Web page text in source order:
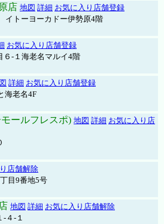
店 地図 詳細 お気に入り店舗登録
トーヨーカドー伊勢原4階
お気に入り店舗登録
６-１海老名マルイ4階
詳細 お気に入り店舗登録
海老名4F
ールフレスポ) 地図 詳細 お気に入り店
店舗解除
目9番地5号
地図 詳細 お気に入り店舗解除
-４-１